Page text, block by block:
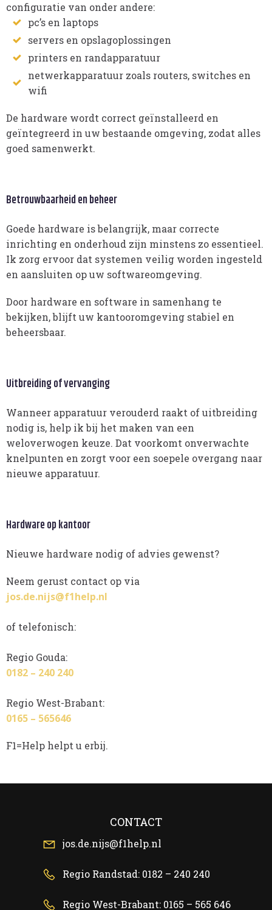
configuratie van onder andere:
pc’s en laptops
servers en opslagoplossingen
printers en randapparatuur
netwerkapparatuur zoals routers, switches en
wifi
De hardware wordt correct geïnstalleerd en
geïntegreerd in uw bestaande omgeving, zodat alles
goed samenwerkt.
Betrouwbaarheid en beheer
Goede hardware is belangrijk, maar correcte
inrichting en onderhoud zijn minstens zo essentieel.
Ik zorg ervoor dat systemen veilig worden ingesteld
en aansluiten op uw softwareomgeving.
Door hardware en software in samenhang te
bekijken, blijft uw kantooromgeving stabiel en
beheersbaar.
Uitbreiding of vervanging
Wanneer apparatuur verouderd raakt of uitbreiding
nodig is, help ik bij het maken van een
weloverwogen keuze. Dat voorkomt onverwachte
knelpunten en zorgt voor een soepele overgang naar
nieuwe apparatuur.
Hardware op kantoor
Nieuwe hardware nodig of advies gewenst?
Neem gerust contact op via
jos.de.nijs@f1help.nl
of telefonisch:
Regio Gouda:
0182 – 240 240
Regio West-Brabant:
0165 – 565646
F1=Help helpt u erbij.
CONTACT
jos.de.nijs@f1help.nl
Regio Randstad: 0182 – 240 240
Regio West-Brabant: 0165 – 565 646